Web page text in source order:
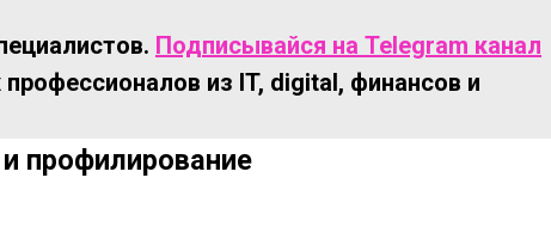
Подписывайся на Telegram канал
из IT, digital, финансов и
профилирование